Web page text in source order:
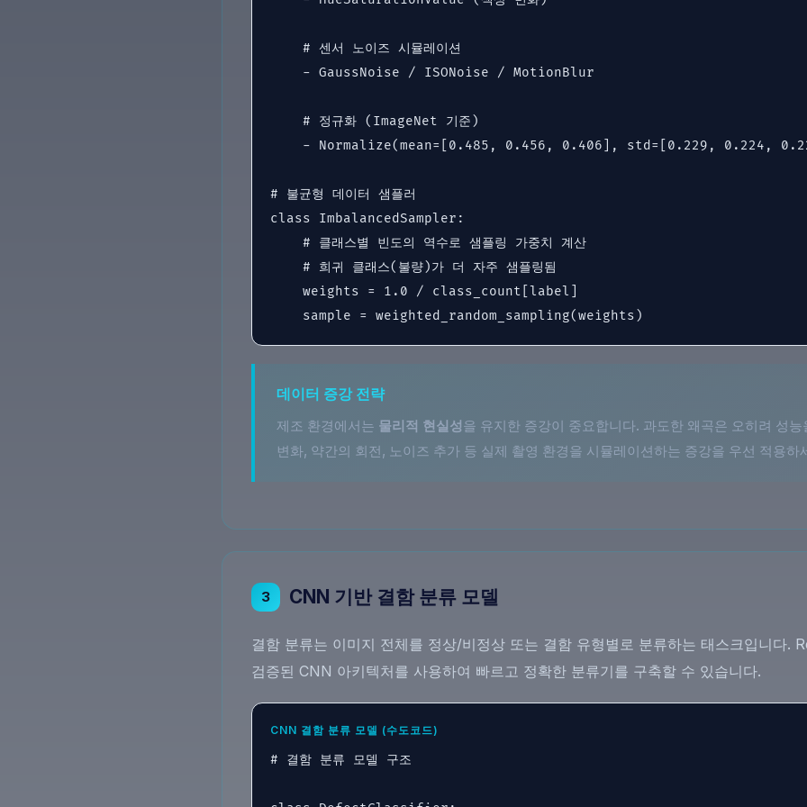
    # 센서 노이즈 시뮬레이션
    - GaussNoise / ISONoise / MotionBlur
    # 정규화 (ImageNet 기준)
- Normalize(mean=[0.485, 0.456, 0.406], std=[0.229, 0.224,
# 불균형 데이터 샘플러
class ImbalancedSampler:
    # 클래스별 빈도의 역수로 샘플링 가중치 계산
    # 희귀 클래스(불량)가 더 자주 샘플링됨
    weights = 1.0 / class_count[label]
    sample = weighted_random_sampling(weights)
데이터 증강 전략
제조 환경에서는 물리적 현실성을 유지한 증강이 중요합니다. 과도한 왜곡은 오히려 성
변화, 약간의 회전, 노이즈 추가 등 실제 촬영 환경을 시뮬레이션하는 증강을 우선 적용하
3 CNN 기반 결함 분류 모델
결함 분류는 이미지 전체를 정상/비정상 또는 결함 유형별로 분류하는 태스크입니다.
검증된 CNN 아키텍처를 사용하여 빠르고 정확한 분류기를 구축할 수 있습니다.
CNN 결함 분류 모델 (수도코드)
# 결함 분류 모델 구조